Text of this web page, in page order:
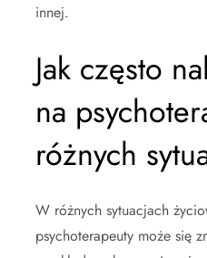
innej.
Jak często
na
różnych
W różnych sytuacjach
psychoterapeuty może się